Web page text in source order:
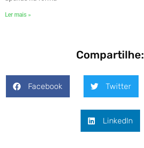
Ler mais »
Compartilhe:
Facebook Twitter
LinkedIn